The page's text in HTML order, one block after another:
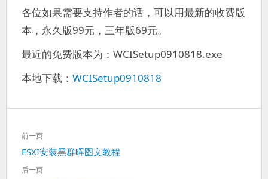
各位如果需要支持作者的话，可以用最新的收费版
本，永久版99元，三年版69元。
最近的免费版本为：WCISetup0910818.exe
本地下载： WCISetup0910818
文
章
导
航
前一页
上
一
ESXI安装黑群晖图文教程
后一页